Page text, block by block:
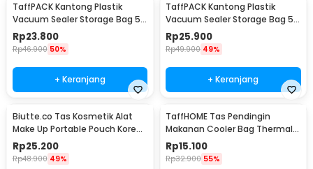
TaffPACK Kantong Plastik
Vacuum Sealer Storage Bag 5
PCS 35x50cm - ZKD002
Rp23.800
Rp46.900 50%
+ Keranjang
TaffPACK Kantong Plastik
Vacuum Sealer Storage Bag 5
PCS 50x70cm - ZKD002
Rp25.900
Rp49.900 49%
+ Keranjang
Biutte.co Tas Kosmetik Alat
Make Up Portable Pouch Korean
Style - B4108
Rp25.200
Rp48.900 49%
TaffHOME Tas Pendingin
Makanan Cooler Bag Thermal
Insulated Bag 6 Inch - H07
Rp15.100
Rp32.900 55%